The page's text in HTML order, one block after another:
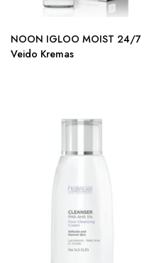
NOON IGLOO MOIST 24/7
Veido Kremas